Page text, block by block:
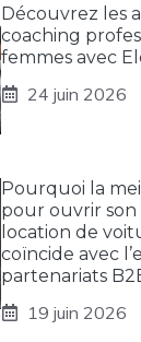
Découvrez les
coaching
femmes avec
24 juin 2026
Pourquoi la
pour ouvrir son
location de
coïncide avec
partenariats
19 juin 2026